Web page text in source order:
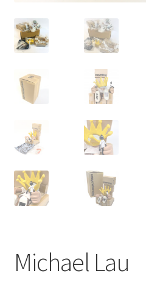
Michael Lau